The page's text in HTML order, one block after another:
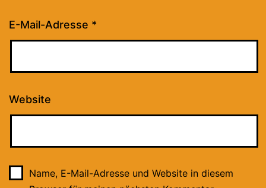
E-Mail-Adresse *
Website
Name, E-Mail-Adresse und Website in diesem